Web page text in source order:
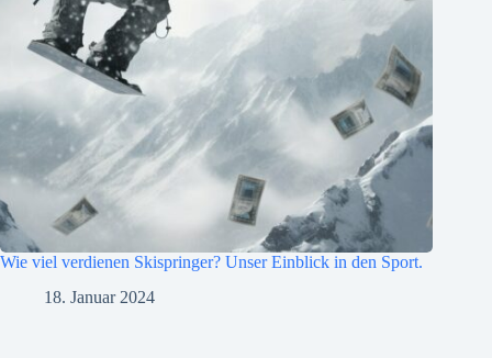
Wie viel verdienen Skispringer? Unser Einblick in den Sport.
18. Januar 2024